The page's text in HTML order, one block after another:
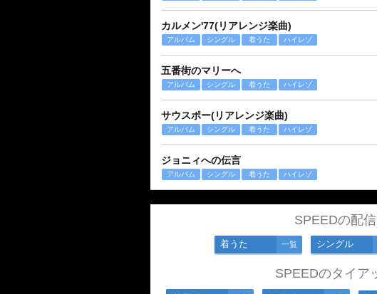
カルメン'77(リアレンジ楽曲)
アルバム シングル 着うた ハイレゾ
五番街のマリーへ
アルバム シングル 着うた ハイレゾ
サウスポー(リアレンジ楽曲)
アルバム シングル 着うた ハイレゾ
ジョニィへの伝言
アルバム シングル 着うた ハイレゾ
SPEEDの配
着うた 一覧 シングル
SPEEDのタイア